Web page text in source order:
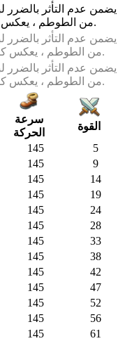
يضمن عدم التأثر بالضرر
من الطوطم ، يعكس كل الضرر الحاصل لمدة 6 ث.
يضمن عدم التأثر بالضرر
من الطوطم ، يعكس كل الضرر الحاصل لمدة 6.5 ث.
يضمن عدم التأثر بالضرر
من الطوطم ، يعكس كل الضرر الحاصل لمدة 7.5 ث.
سرعة
الحركة
القوة
145
5
145
9
145
14
145
19
145
24
145
28
145
33
145
38
145
42
145
47
145
52
145
56
145
61